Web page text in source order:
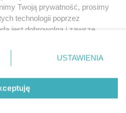
Twoją prywatność, prosimy
technologii poprzez
jest dobrowolna i zawsze
w lewym dolnym rogu strony
danych nie wymagają
prawo sprzeciwić się
będą miały
USTAWIENIA